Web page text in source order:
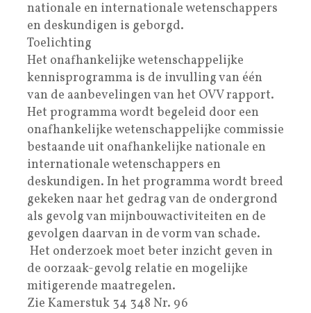
nationale en internationale wetenschappers
en deskundigen is geborgd.
Toelichting
Het onafhankelijke wetenschappelijke
kennisprogramma is de invulling van één
van de aanbevelingen van het OVV rapport.
Het programma wordt begeleid door een
onafhankelijke wetenschappelijke commissie
bestaande uit onafhankelijke nationale en
internationale wetenschappers en
deskundigen. In het programma wordt breed
gekeken naar het gedrag van de ondergrond
als gevolg van mijnbouwactiviteiten en de
gevolgen daarvan in de vorm van schade.
Het onderzoek moet beter inzicht geven in
de oorzaak-gevolg relatie en mogelijke
mitigerende maatregelen.
Zie Kamerstuk 34 348 Nr. 96